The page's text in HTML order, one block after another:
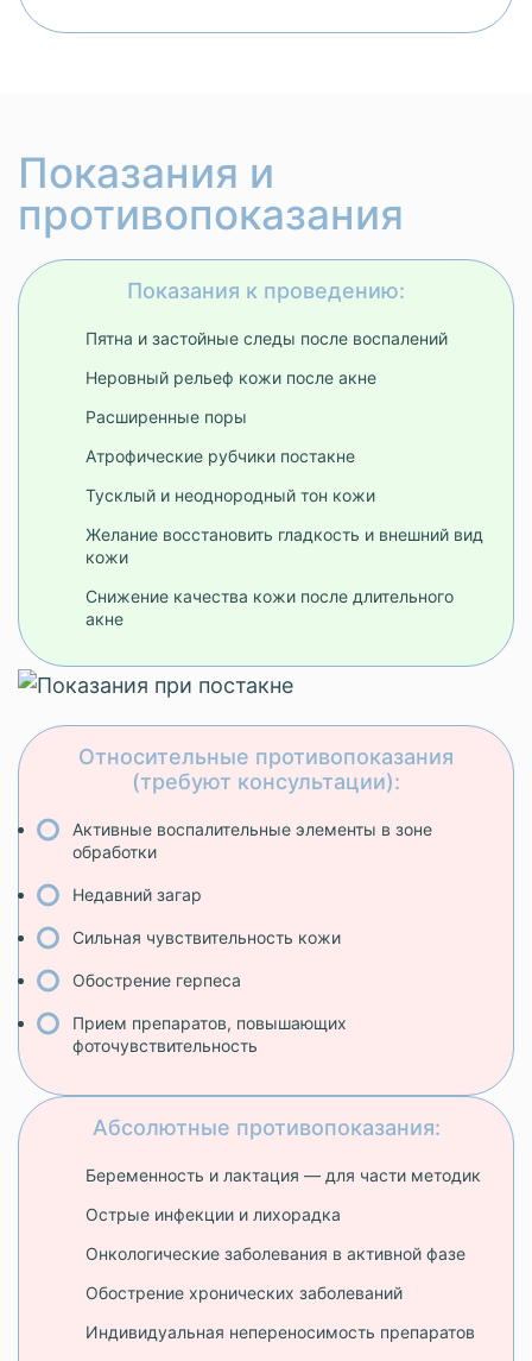
Показания и
противопоказания
Показания к проведению:
Пятна и застойные следы после воспалений
Неровный рельеф кожи после акне
Расширенные поры
Атрофические рубчики постакне
Тусклый и неоднородный тон кожи
Желание восстановить гладкость и внешний вид
кожи
Снижение качества кожи после длительного
акне
Относительные противопоказания
(требуют консультации):
Активные воспалительные элементы в зоне
обработки
Недавний загар
Сильная чувствительность кожи
Обострение герпеса
Прием препаратов, повышающих
фоточувствительность
Абсолютные противопоказания:
Беременность и лактация — для части методик
Острые инфекции и лихорадка
Онкологические заболевания в активной фазе
Обострение хронических заболеваний
Индивидуальная непереносимость препаратов